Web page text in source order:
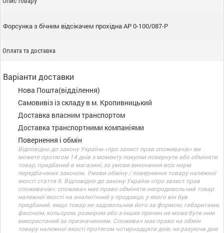
Форсунка з бічним відсікачем прохідна АР 0-100/087-Р
Оплата та доставка
Варіанти доставки
Нова Пошта(відділення)
Самовивіз із складу в м. Кропивницький
Доставка власним транспортом
Доставка транспортними компаніями
Повернення і обмін
Відповідно до закону України «про захист прав споживачів» ви
можете протягом 14 днів з моменту покупки повернути або обміняти
товар, придбаний в магазині, за умови виконання всіх норм
передбачених законом. Умови обміну / повернення товару належної
якості стаття 9. Відповідно до закону України «про захист прав
споживачів»: споживач має право обміняти непродовольчий товар
належної якості на аналогічний у продавця, у якого він був
придбаний, якщо товар не задовольнив його за формою, габаритами,
фасоном, кольором, розміром або з інших причин не може бути ним
використаний за призначенням. Споживач має право на обмін
товару належної якості протягом чотирнадцяти днів, не рахуючи дня